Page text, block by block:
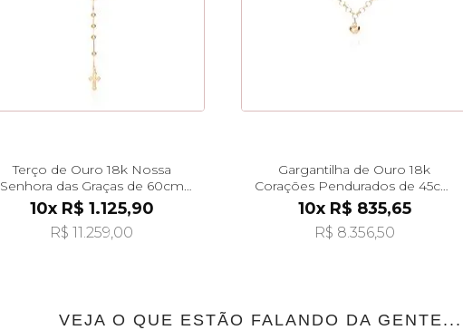
Terço de Ouro 18k Nossa
Senhora das Graças de 60cm
ga08622
10x R$ 1.125,90
R$ 11.259,00
Gargantilha de Ouro 18k
Corações Pendurados de 45cm
ga06182
10x R$ 835,65
R$ 8.356,50
VEJA O QUE ESTÃO FALANDO DA GENTE...